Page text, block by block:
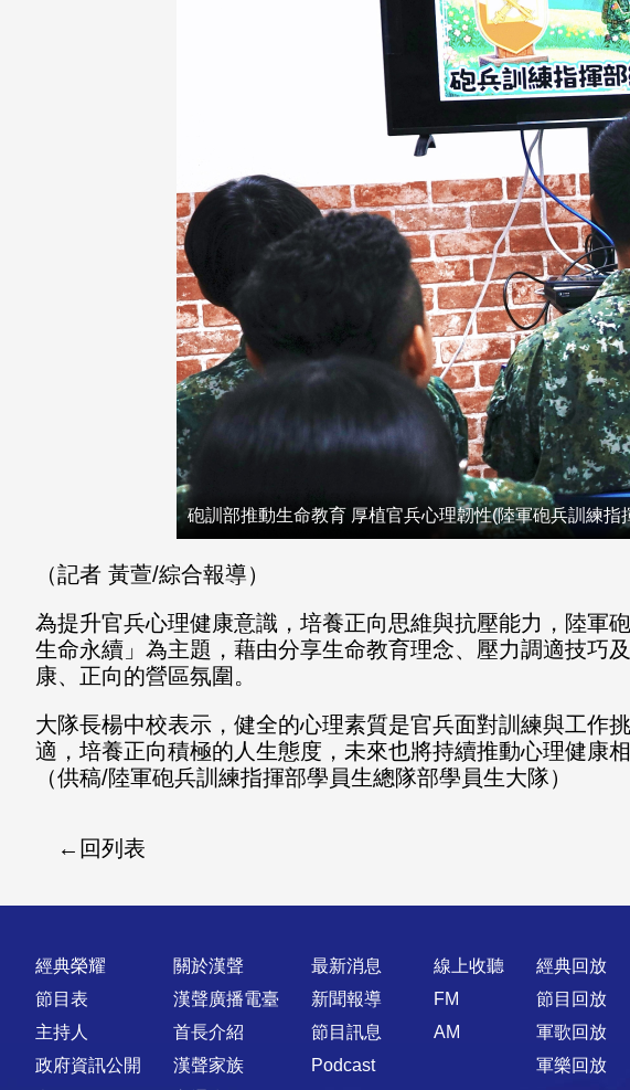
砲訓部推動生命教育 厚植官兵心理韌性(陸軍砲兵訓練
（記者 黃萱/綜合報導）
為提升官兵心理健康意識，培養正向思維與抗壓能力，陸軍
生命永續」為主題，藉由分享生命教育理念、壓力調適技巧
康、正向的營區氛圍。
大隊長楊中校表示，健全的心理素質是官兵面對訓練與工作
適，培養正向積極的人生態度，未來也將持續推動心理健康
（供稿/陸軍砲兵訓練指揮部學員生總隊部學員生大隊）
回列表
快速連結
經典榮耀
節目表
主持人
政府資訊公開
關於漢聲
漢聲廣播電臺
首長介紹
漢聲家族
最新消息
新聞報導
節目訊息
Podcast
線上收聽
FM
AM
經典回放
節目回放
軍歌回放
軍樂回放